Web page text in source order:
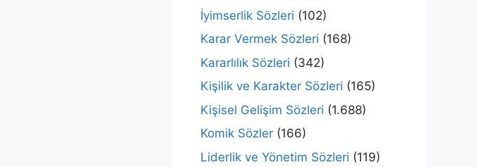
İyimserlik Sözleri (102)
Karar Vermek Sözleri (168)
Kararlılık Sözleri (342)
Kişilik ve Karakter Sözleri (165)
Kişisel Gelişim Sözleri (1.688)
Komik Sözler (166)
Liderlik ve Yönetim Sözleri (119)